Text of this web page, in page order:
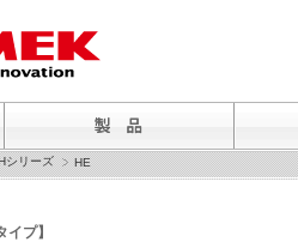
シリーズ HE
イプ】